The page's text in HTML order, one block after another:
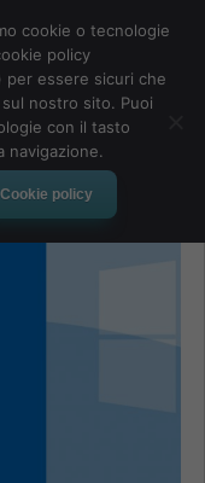
cookie o tecnologie
policy
essere sicuri che
nostro sito. Puoi
con il tasto
navigazione.
Cookie policy